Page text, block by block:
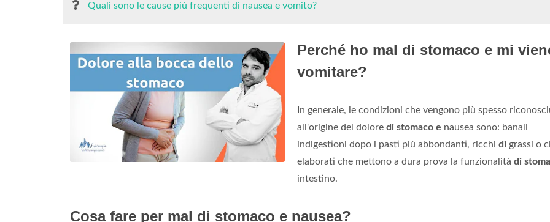
Quali sono le cause più frequenti di nausea e vomito?
Perché ho mal di stomaco e mi
vomitare?
In generale, le condizioni che vengono più spesso
all'origine del dolore di stomaco e nausea sono: banali
indigestioni dopo i pasti più abbondanti, ricchi di grassi o
elaborati che mettono a dura prova la funzionalità di
intestino.
Cosa fare per mal di stomaco e nausea?